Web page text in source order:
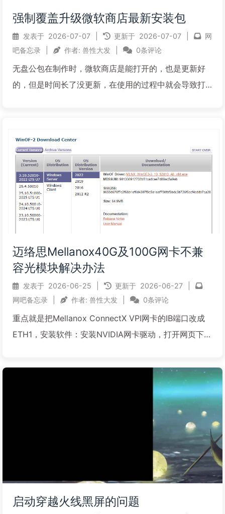
强制覆盖升级微软商店最新安装包
发表于 2026-07-07 更新于 2026-07-07
网
吧备忘录
作者: 兽性大发 0条评论
无盘公包在制作时，微软商店是能打开的，也是更新好
的，但是时间长了没更新，在使用的过程中就会导致打
阅读全文...
迈络思Mellanox40G及100G网卡不兼
容光模块解决办法
发表于 2026-06-25 更新于 2026-06-27
网吧备忘录
作者: 兽性大发 0条评论
重点就是把Mellanox ConnectX VPI网卡的IB端口改成
ETH1，安装软件：安装NVIDIA网卡驱动，打开网页下拉
缩包里 安装NVIDIA网卡驱动.rar2，安装MFT工具，下...
启动穿越火线黑屏的问题